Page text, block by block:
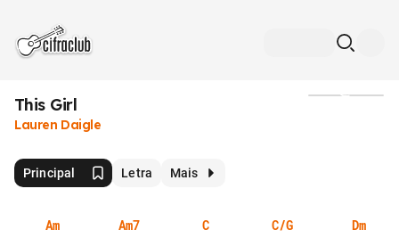
This Girl
Lauren Daigle
Principal Letra Mais
Am Am7 C C/G Dm